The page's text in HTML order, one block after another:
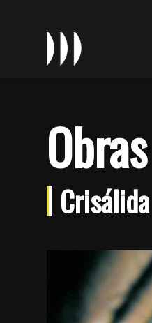
Obras
Crisálida